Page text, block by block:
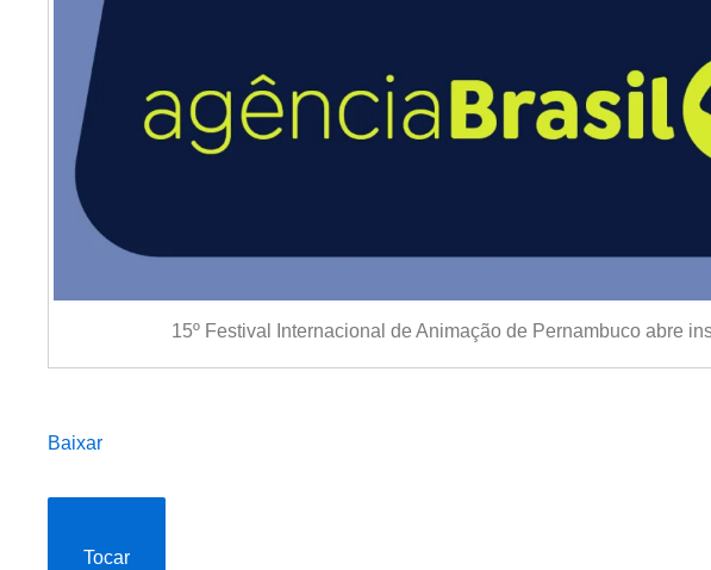
15º Festival Internacional de Animação de Pernambuco abre
Baixar
Tocar